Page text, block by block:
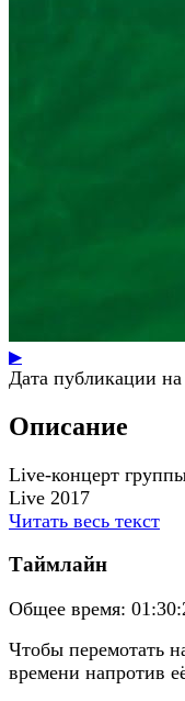
▶
Дата публикации на
Описание
Live-концерт
Live 2017
Читать весь текст
Таймлайн
Общее время:
Чтобы перемотать
времени напротив